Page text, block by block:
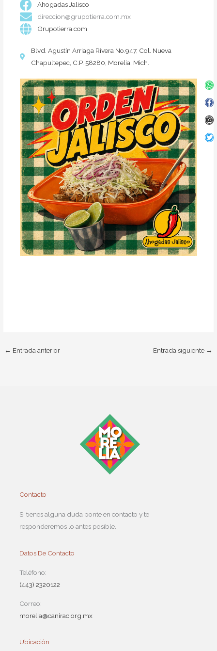
Ahogadas Jalisco
direccion@grupotierra.com.mx
Grupotierra.com
Blvd. Agustín Arriaga Rivera No.947, Col. Nueva
Chapultepec, C.P. 58280, Morelia, Mich.
← Entrada anterior Entrada siguiente →
Contacto
Si tienes alguna duda ponte en contacto y te
responderemos lo antes posible.
Datos De Contacto
Teléfono:
(443) 2320122
Correo:
morelia@canirac.org.mx
Ubicación
f